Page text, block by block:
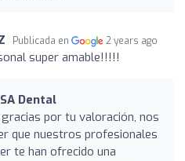
Publicada en 2 years ago
super amable!!!!!
Dental
por tu valoración, nos
que nuestros profesionales
te han ofrecido una